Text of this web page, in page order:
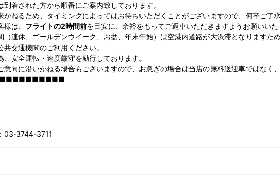
到着された方から順番にご案内致しております。
かねるため、タイミングによってはお待ちいただくことがございますので、何卒ご了
は、 フライトの2時間前を目安に、余裕をもってご返車いただきますようお願いい
（連休、ゴールデンウイーク、お盆、年末年始）は空港内道路が大渋滞となりますた
交通機関のご利用ください。
、安全運転・速度厳守を励行しております。
向に沿いかねる場合もございますので、お急ぎの場合は当店の無料送迎車ではなく
03-3744-3711